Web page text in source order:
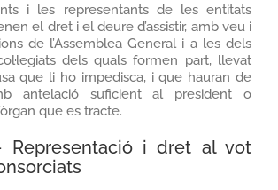
i les representants de les entitats
el dret i el deure d’assistir, amb veu i
de l’Assemblea General i a les dels
dels quals formen part, llevat
que li ho impedisca, i que hauran de
antelació suficient al president o
que es tracte.
Representació i dret al vot